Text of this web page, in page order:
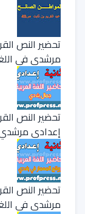
تحضير النص
مرشدي في
تحضير النص
إعدادي مرشدي
تحضير النص
مرشدي في